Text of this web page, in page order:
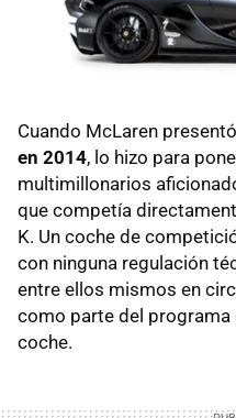
Cuando McLaren
en 2014, lo hizo para
multimillonarios
que competía
K. Un coche de
con ninguna regulación
entre ellos mismos en
como parte del programa
coche.